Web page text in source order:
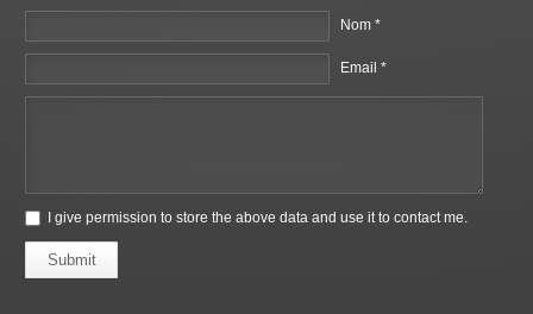
Nom *
Email *
I give permission to store the above data and use it to contact me.
Submit